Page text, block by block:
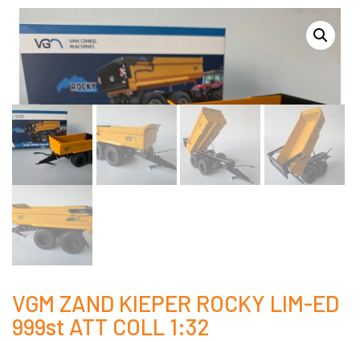
VGM ZAND KIEPER ROCKY LIM-ED
999st ATT COLL 1:32